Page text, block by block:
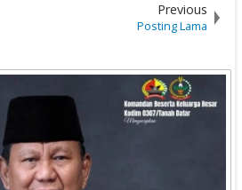
Previous
Posting Lama